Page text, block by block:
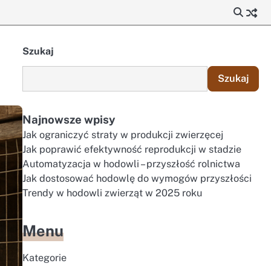
Szukaj
Szukaj
Najnowsze wpisy
Jak ograniczyć straty w produkcji zwierzęcej
Jak poprawić efektywność reprodukcji w stadzie
Automatyzacja w hodowli – przyszłość rolnictwa
Jak dostosować hodowlę do wymogów przyszłości
Trendy w hodowli zwierząt w 2025 roku
Menu
Kategorie